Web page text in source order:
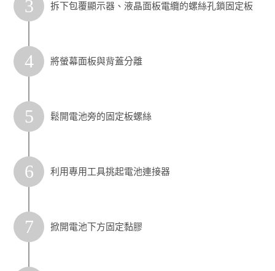
3 拆下包覆顯示器、液晶面板電纜的螺絲孔鎖固定板
4 將螢幕面板與背蓋分離
5 鬆開電池旁的固定板螺絲
6 利用專用工具挑起電池連接器
7 掀開電池下方固定黏膠